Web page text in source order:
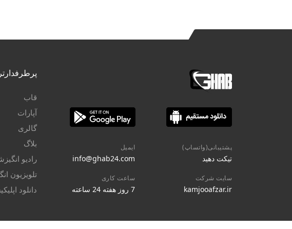
پشتیبانی(واتساپ)
تیکت دهید
ایمیل
info@ghab24.com
سایت شرکت
kamjooafzar.ir
ساعت کاری
7 روز هفته 24 ساعته
قاب
آپارات
گالری
بلاگ
رادیو
تلویزیون
دانلود